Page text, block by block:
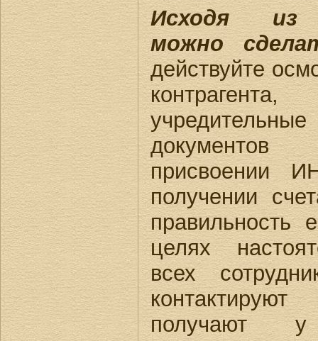
Исходя из
можно
действуйте
документов
присвоении
получении
правильность
целях
всех
получают